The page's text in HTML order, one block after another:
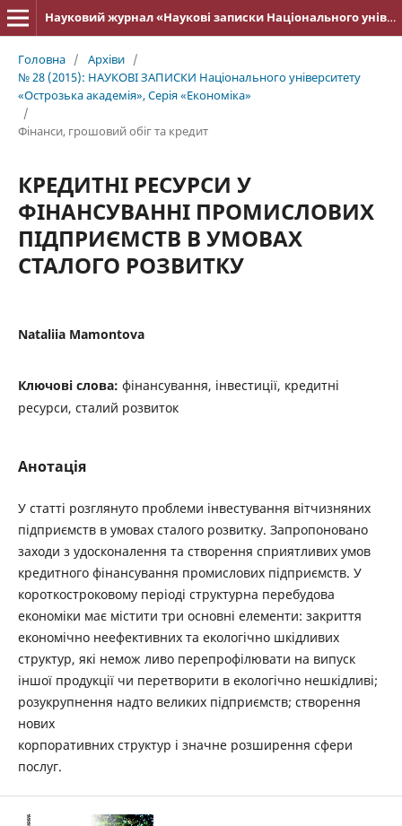
Науковий журнал «Наукові записки Національного університету «Острозька академія»: серія «Економіка»
Головна / Архіви /
№ 28 (2015): НАУКОВІ ЗАПИСКИ Національного університету
«Острозька акаде­мія», Серія «Економіка»
/
Фінанси, грошовий обіг та кредит
КРЕДИТНІ РЕСУРСИ У
ФІНАНСУВАННІ ПРОМИСЛОВИХ
ПІДПРИЄМСТВ В УМОВАХ
СТАЛОГО РОЗВИТКУ
Nataliia Mamontova
Ключові слова: фінансування, інвестиції, кредитні
ресурси, сталий розвиток
Анотація
У статті розглянуто проблеми інвестування вітчизняних
підприємств в умовах сталого розвитку. Запропоновано
заходи з удосконалення та створення сприятливих умов
кредитного фінансування промислових підприємств. У
короткостроковому періоді структурна перебудова
економіки має містити три основні елементи: закриття
економічно неефективних та екологічно шкідливих
структур, які немож ливо перепрофілювати на випуск
іншої продукції чи перетворити в екологічно нешкідливі;
розукрупнення надто великих підприємств; створення
нових
корпоративних структур і значне розширення сфери
послуг.